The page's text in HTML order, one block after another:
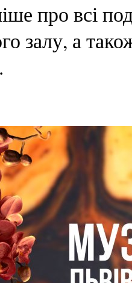
про всі
залу, а
.